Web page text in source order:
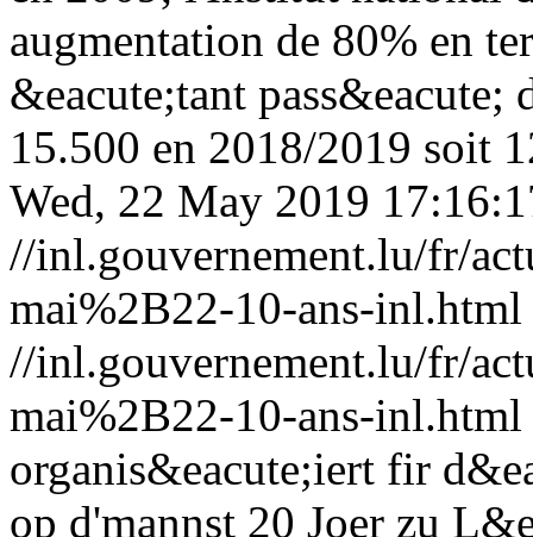
augmentation de 80% en
&eacute;tant
15.500 en 2018/2019 soit
Wed, 22 May 2019
//inl.gouvernement.lu/fr/
mai%2B22-10-ans-inl.html
//inl.gouvernement.lu/fr/
mai%2B22-10-ans-inl.html
organis&eacute;iert fir
op d'mannst 20 Joer zu